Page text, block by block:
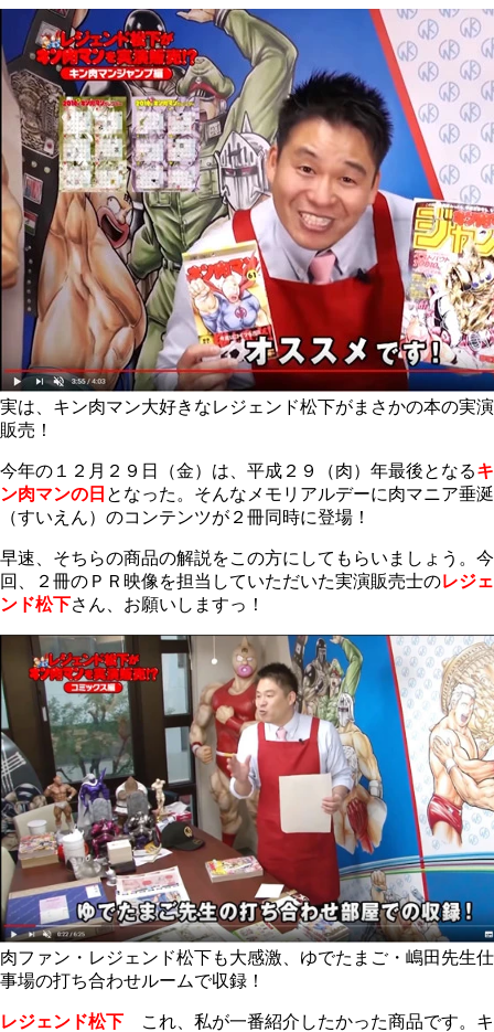
実は、キン肉マン大好きなレジェンド松下がまさかの本の実演
販売！
今年の１２月２９日（金）は、平成２９（肉）年最後となるキ
ン肉マンの日 となった。そんなメモリアルデーに肉マニア垂涎
（すいえん）のコンテンツが２冊同時に登場！
早速、そちらの商品の解説をこの方にしてもらいましょう。今
回、２冊のＰＲ映像を担当していただいた実演販売士のレジェ
ンド松下さん、お願いしますっ！
肉ファン・レジェンド松下も大感激、ゆでたまご・嶋田先生仕
事場の打ち合わせルームで収録！
レジェンド松下 これ、私が一番紹介したかった商品です。キ